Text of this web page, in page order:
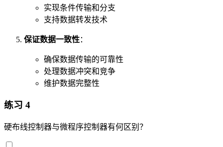
实现条件传输和分支
支持数据转发技术
保证数据一致性：
确保数据传输的可靠性
处理数据冲突和竞争
维护数据完整性
练习 4
硬布线控制器与微程序控制器有何区别？